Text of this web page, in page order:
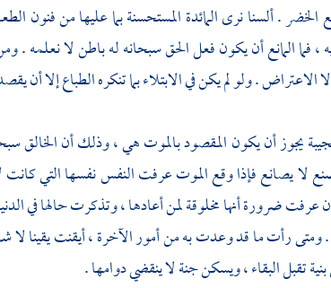
الخضر. ألسنا نرى المائدة المستحسنة بما عليها من فنون
، فما المانع أن يكون فعل الحق سبحانه له باطن لا
الاعتراض . ولو لم يكن في الابتلاء بما تنكره الطباع إلا أن
يجوز أن يكون المقصود بالموت هي ، وذلك أن الخالق
صنع لا يصانع فإذا وقع الموت عرفت النفس نفسها التي
عرفت ضرورة أنها مخلوقة لمن أعادها ، وتذكرت حالها في
رأت ما قد وعدت به من أمور الآخرة ، أيقنت يقينا
بنية تقبل البقاء ، ويسكن جنة لا ينقضي دوامها .